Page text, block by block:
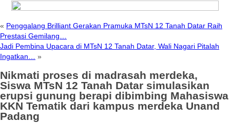
« Penggalang Brilliant Gerakan Pramuka MTsN 12 Tanah Datar Raih
Prestasi Gemilang…
Jadi Pembina Upacara di MTsN 12 Tanah Datar, Wali Nagari Pitalah
Ingatkan…
»
Nikmati proses di madrasah merdeka,
Siswa MTsN 12 Tanah Datar simulasikan
erupsi gunung berapi dibimbing Mahasiswa
KKN Tematik dari kampus merdeka Unand
Padang